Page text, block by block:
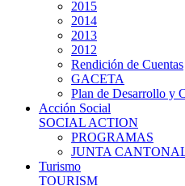
2015
2014
2013
2012
Rendición de Cuentas
GACETA
Plan de Desarrollo y
Acción Social
SOCIAL ACTION
PROGRAMAS
JUNTA
Turismo
TOURISM